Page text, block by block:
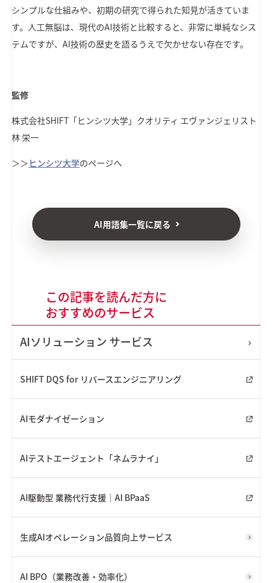
シンプルな仕組みや、初期の研究で得られた知見が活きていま
す。人工無脳は、現代のAI技術と比較すると、非常に単純なシス
テムですが、AI技術の歴史を語るうえで欠かせない存在です。
監修
株式会社SHIFT 「ヒンシツ大学」クオリティ エヴァンジェリスト
林 栄一
＞＞ ヒンシツ大学のページへ
AI用語集一覧に戻る
この記事を読んだ方に
おすすめのサービス
AIソリューション サービス
SHIFT DQS for リバースエンジニアリング
AIモダナイゼーション
AIテストエージェント「ネムラナイ」
AI駆動型 業務代行支援｜AI BPaaS
生成AIオペレーション品質向上サービス
AI BPO（業務改善・効率化）